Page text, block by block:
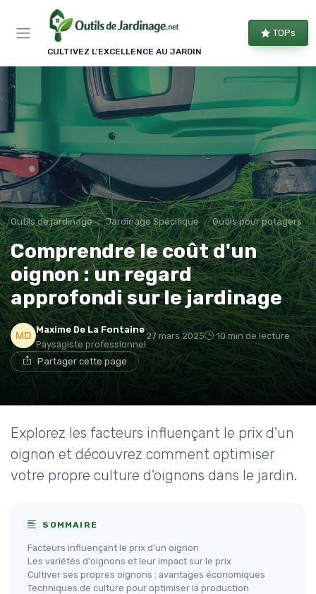
CULTIVEZ L'EXCELLENCE AU JARDIN
TOPs
Outils de jardinage Jardinage Spécifique Outils pour potagers
Comprendre le coût d'un
oignon : un regard
approfondi sur le jardinage
Maxime De La Fontaine
Paysagiste professionnel
27 mars 2025 10 min de lecture
Partager cette page
Explorez les facteurs influençant le prix d'un
oignon et découvrez comment optimiser
votre propre culture d'oignons dans le jardin.
SOMMAIRE
Facteurs influençant le prix d'un oignon
Les variétés d'oignons et leur impact sur le prix
Cultiver ses propres oignons : avantages économiques
Techniques de culture pour optimiser la production
Panneau de gestion des cookies